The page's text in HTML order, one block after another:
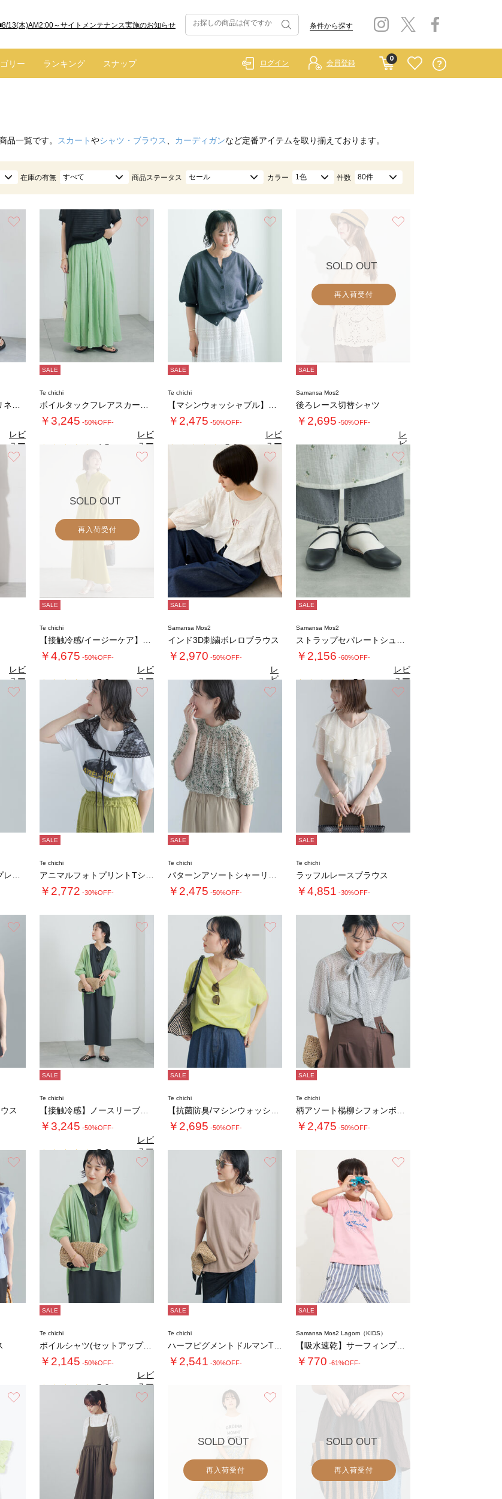
【お知らせ】ヤマト運輸の配送遅延・停止について 条件から探す
リー ランキング スナップ
0
ログイン 会員登録
品一覧です。 スカートやシャツ・ブラウス カーディガンなど定番アイテムを取り揃えております。
在庫の有無 すべて 商品ステータス セール カラー 1色 件数 80件
レビ
ュー
を見
る
SALE
Te chichi
￥3,245 -50%OFF-
4.5
レビ
ュー
を見
る
SALE
Te chichi
￥2,475 -50%OFF-
5.0（1）
レビ
ュー
を見
る
SOLD OUT
再入荷受付
SALE
Samansa Mos2
後ろレース切替シャツ
￥2,695 -50%OFF-
4.3
レ
ビ
ュ
ー
を
る
レビ
ュー
を見
る
SOLD OUT
再入荷受付
SALE
Te chichi
￥4,675 -50%OFF-
5.0（2）
レビ
ュー
を見
る
SALE
Samansa Mos2
インド3D刺繍ボレロブラウス
￥2,970 -50%OFF-
4.5
レ
ビ
ュ
ー
SALE
Samansa Mos2
￥2,156 -60%OFF-
5.0（3）
レビ
ュー
を見
る
SALE
Te chichi
￥2,772 -30%OFF-
SALE
Te chichi
￥2,475 -50%OFF-
SALE
Te chichi
ラッフルレースブラウス
￥4,851 -30%OFF-
ス
SALE
Te chichi
￥3,245 -50%OFF-
5.0（1）
レビ
ュー
を見
る
SALE
Te chichi
￥2,695 -50%OFF-
SALE
Te chichi
￥2,475 -50%OFF-
SALE
Te chichi
ボイルシャツ(セットアップ可)
￥2,145 -50%OFF-
5.0（1）
レビ
ュー
を見
る
SALE
Te chichi
￥2,541 -30%OFF-
SALE
Samansa Mos2 Lagom（KIDS）
【吸水速乾】サーフィンプリントTシャツ
￥770 -61%OFF-
SOLD OUT
再入荷受付
SOLD OUT
再入荷受付